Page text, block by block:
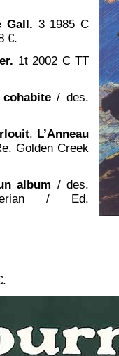
Gall. 3 1985 C
€.
1t 2002 C TT
cohabite/ des.
. L’Anneau
Golden Creek
album / des.
/ Ed.